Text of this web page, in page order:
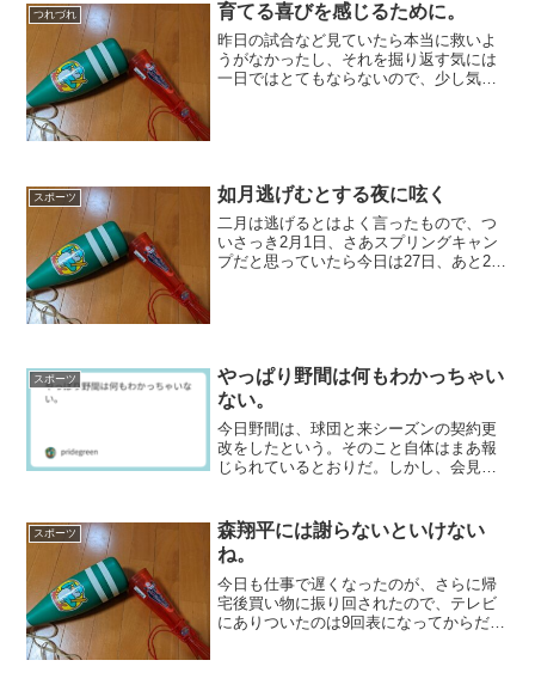
つれづれ 育てる喜びを感じるために。
昨日の試合など見ていたら本当に救いよ
うがなかったし、それを掘り返す気には
一日ではとてもならないので、少し気分
スポーツ 如月逃げむとする夜に呟く
二月は逃げるとはよく言ったもので、つ
いさっき2月1日、さあスプリングキャン
プだと思っていたら今日は27日、あと2日
スポーツ
やっぱり野間は何もわかっちゃい
ない。
今日野間は、球団と来シーズンの契約更
改をしたという。そのこと自体はまあ報
じられているとおりだ。しかし、会見の
年はボランティア」と言ったとかであ
る。はっきり言って、が...
スポーツ
森翔平には謝らないといけない
ね。
今日も仕事で遅くなったのが、さらに帰
宅後買い物に振り回されたので、テレビ
にありついたのは9回表になってからだっ